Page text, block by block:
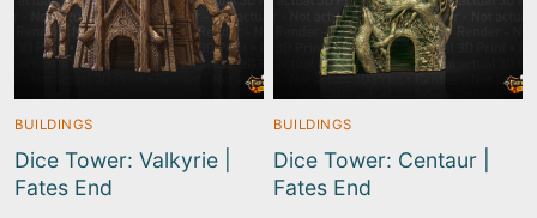
BUILDINGS
Dice Tower: Valkyrie |
Fates End
BUILDINGS
Dice Tower: Centaur |
Fates End